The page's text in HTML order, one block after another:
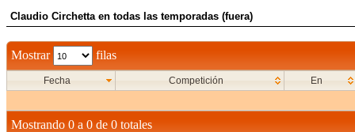
Claudio Circhetta en todas las temporadas (fuera)
Mostrar filas
Fecha Competición En
Mostrando 0 a 0 de 0 totales